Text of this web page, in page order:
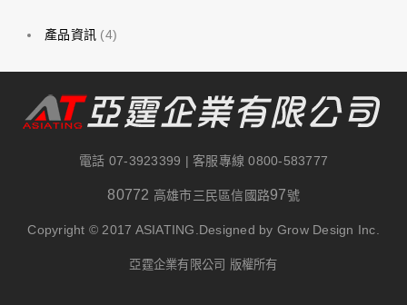
產品資訊 (4)
電話 07-3923399 | 客服專線0800-583777
80772 高雄市三民區信國路97號
Copyright © 2017 ASIATING.Designed by Grow Design Inc.
亞霆企業有限公司 版權所有